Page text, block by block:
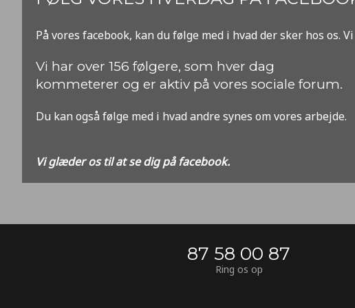
​På vores facebook, kan du følge med i hvad der sker hos os.
​Vi har over 156 følgere, som hver dag
kommeterer og er aktiv på vores sociale forum.
Du kan også følge med i hvad andre synes om vores arbejde.
Vi glæder os til at se dig på facebook.
87 58 00 87
Ring os op